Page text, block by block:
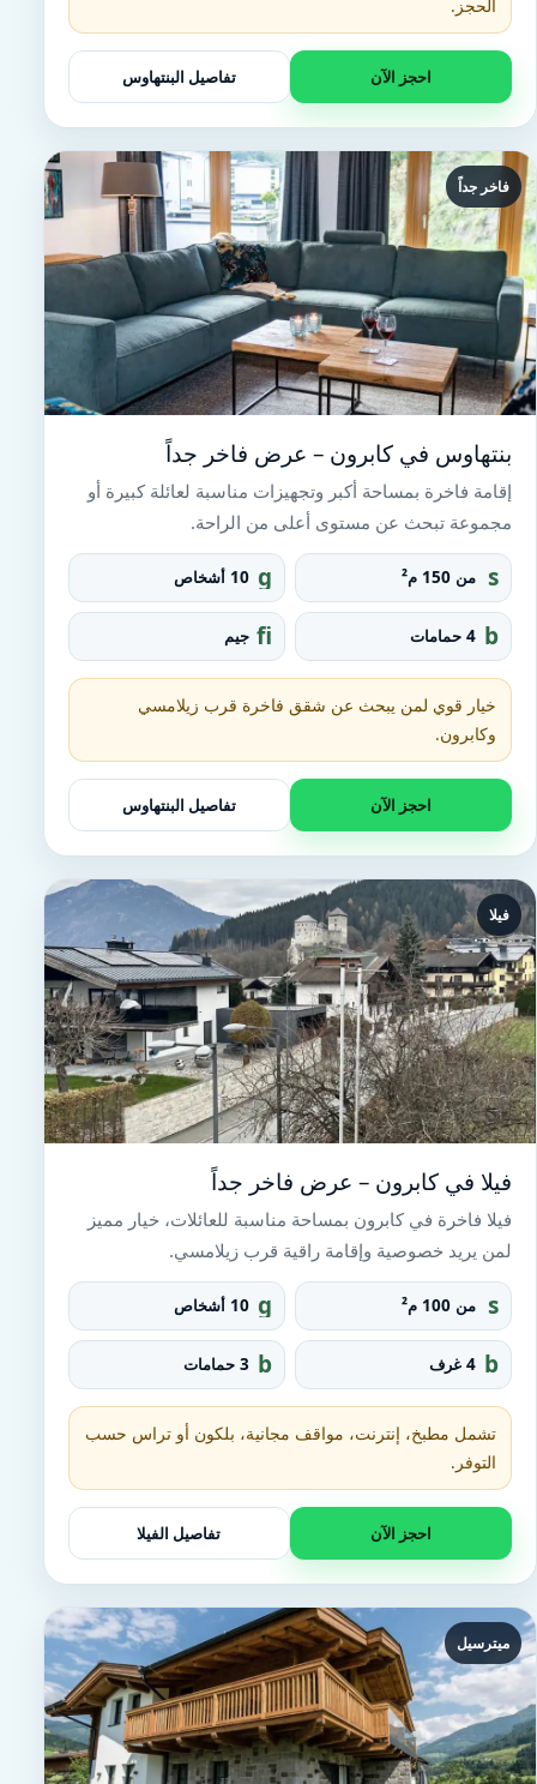
o
t
b
الحجز.
احجز الآن تفاصيل البنتهاوس
فاخر جداً
بنتهاوس في كابرون – عرض فاخر جداً
إقامة فاخرة بمساحة أكبر وتجهيزات مناسبة لعائلة كبيرة أو
مجموعة تبحث عن مستوى أعلى من الراحة.
s
q
u
a
r
e_
fo
o
t
من 150 م² g
r
o
u
p
10 أشخاص
b
at
h
t
u
b
4 حمامات fi
t
n
e
e
r
جيم
خيار قوي لمن يبحث عن شقق فاخرة قرب زيلامسي
وكابرون.
احجز الآن تفاصيل البنتهاوس
فيلا
فيلا في كابرون – عرض فاخر جداً
فيلا فاخرة في كابرون بمساحة مناسبة للعائلات، خيار مميز
لمن يريد خصوصية وإقامة راقية قرب زيلامسي.
s
q
u
a
r
fo
o
t
من 100 م² g
r
o
u
p
10 أشخاص
b
e
d
4 غرف b
at
h
t
3 حمامات
تشمل مطبخ، إنترنت، مواقف مجانية، بلكون أو تراس حسب
التوفر.
احجز الآن تفاصيل الفيلا
ميترسيل